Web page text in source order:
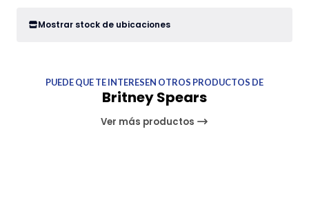
Mostrar stock de ubicaciones
PUEDE QUE TE INTERESEN OTROS PRODUCTOS DE
Britney Spears
Ver más productos